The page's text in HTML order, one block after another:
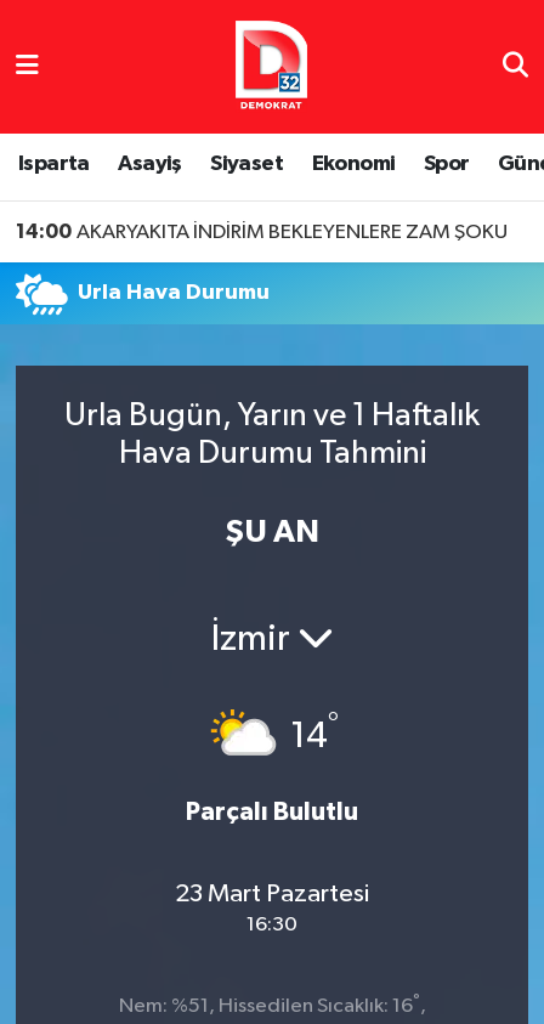
Isparta Asayiş Siyaset Ekonomi Spor
14:00 AKARYAKITA İNDİRİM BEKLEYENLERE ZAM ŞOKU
Urla Hava Durumu
Urla Bugün, Yarın ve 1 Haftalık
Hava Durumu Tahmini
ŞU AN
İzmir
14°
Parçalı Bulutlu
23 Mart Pazartesi
16:30
Nem: %51, Hissedilen Sıcaklık: 16°,
Isparta Nöbetçi Eczaneler
Isparta Hava Durumu
Tüm Manşetler
Son Dakika Haberleri